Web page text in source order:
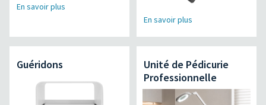
En savoir plus
En savoir plus
Guéridons
Unité de Pédicurie
Professionnelle